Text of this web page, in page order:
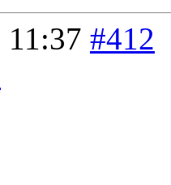
11:37 #412